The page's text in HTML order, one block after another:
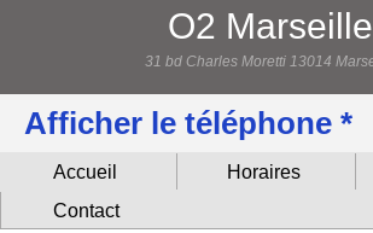
O2 Marseille
31 bd Charles Moretti 13014
Afficher le téléphone *
Accueil Horaires
Contact